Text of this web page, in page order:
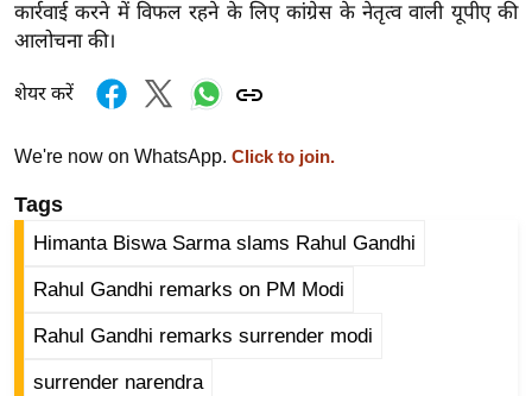
म
नो
रं
न
ग
त
वु
कार्रवाई करने में विफल रहने के लिए कांग्रेस के नेतृत्व वाली यूपीए की
आलोचना की।
शेयर करें
We're now on WhatsApp. Click to join.
Tags
Himanta Biswa Sarma slams Rahul Gandhi
Rahul Gandhi remarks on PM Modi
Rahul Gandhi remarks surrender modi
surrender narendra